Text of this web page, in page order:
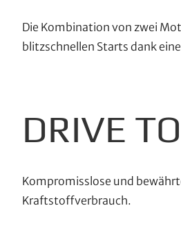
Die Kombination von zwei
blitzschnellen Starts dank
DRIVE
Kompromisslose und
Kraftstoffverbrauch.